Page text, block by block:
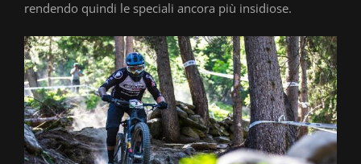
rendendo quindi le speciali ancora più insidiose.